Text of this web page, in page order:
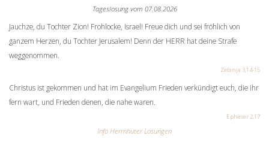
Tageslosung vom 07.08.2026
Jauchze, du Tochter Zion! Frohlocke, Israel! Freue dich und sei fröhlich von
ganzem Herzen, du Tochter Jerusalem! Denn der HERR hat deine Strafe
weggenommen.
Zefanja 3,14-15
Christus ist gekommen und hat im Evangelium Frieden verkündigt euch, die ihr
fern wart, und Frieden denen, die nahe waren.
Epheser 2,17
Info Herrnhuter Losungen